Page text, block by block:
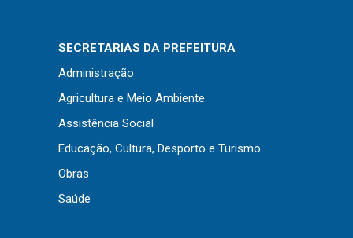
Dispensas e Inexigibilidades
Chamamentos Públicos
Leis, Decretos e Portarias
SECRETARIAS DA PREFEITURA
Administração
Agricultura e Meio Ambiente
Assistência Social
Educação, Cultura, Desporto e Turismo
Obras
Saúde